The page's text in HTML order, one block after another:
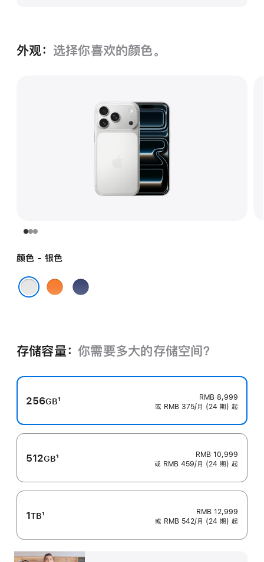
外观： 选择你喜欢的颜色。
颜色 - 银色
星
深
存储容量： 你需要多大的存储空⁠间？
256GB
注
1
RMB 8,999
或 RMB 375/月 (24 期) 起
512GB
注
1
RMB 10,999
或 RMB 459/月 (24 期) 起
1TB
注
1
RMB 12,999
或 RMB 542/月 (24 期) 起